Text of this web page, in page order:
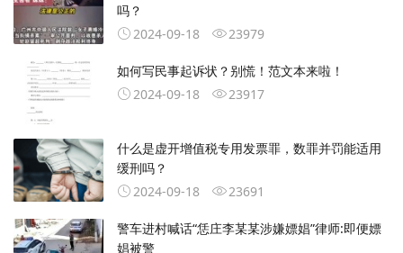
吗？
2024-09-18
23979
如何写民事起诉状？别慌！范文本来啦！
2024-09-18
23917
什么是虚开增值税专用发票罪，数罪并罚能适用
缓刑吗？
2024-09-18
23691
警车进村喊话“恁庄李某某涉嫌嫖娼”律师:即便嫖
娼被警